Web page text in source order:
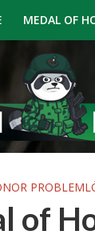
MEDAL OF
of